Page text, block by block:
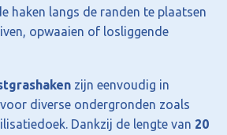
haken langs de randen te plaatsen
opwaaien of losliggende
zijn eenvoudig in
diverse ondergronden zoals
Dankzij de lengte van 20